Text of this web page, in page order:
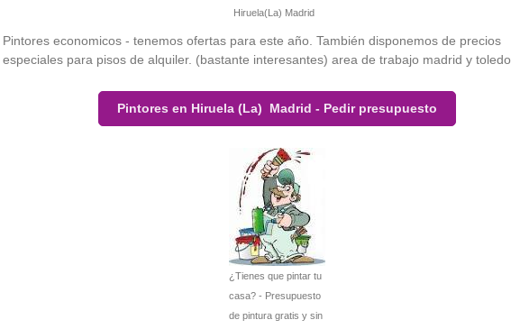
Hiruela(La) Madrid
Pintores economicos - tenemos ofertas para este año. También disponemos de precios
especiales para pisos de alquiler. (bastante interesantes) area de trabajo madrid y toledo
Pintores en Hiruela (La) Madrid - Pedir presupuesto
¿Tienes que pintar tu
casa? - Presupuesto
de pintura gratis y sin